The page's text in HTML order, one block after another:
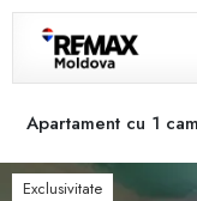
Apartament cu 1
Exclusivitate